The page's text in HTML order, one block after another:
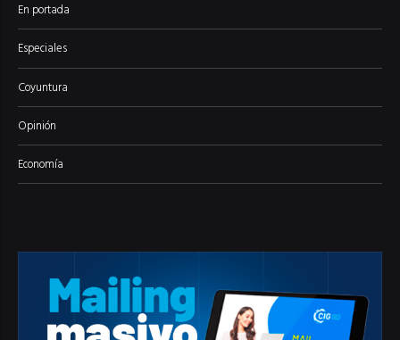
En portada
Especiales
Coyuntura
Opinión
Economía